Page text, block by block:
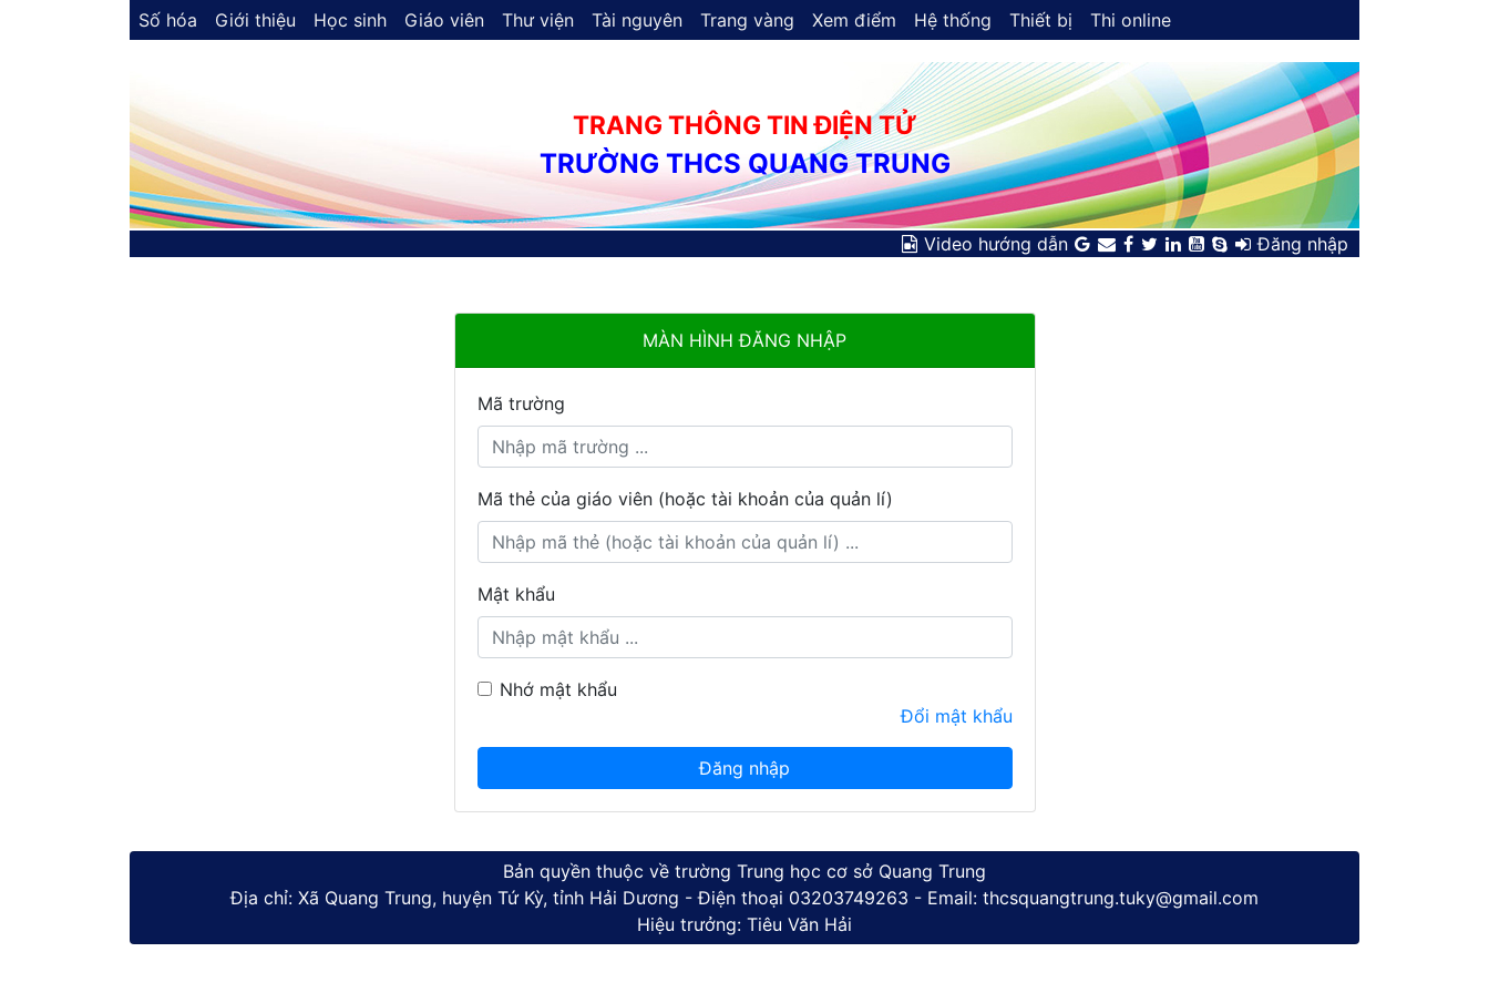
Số hóa Giới thiệu Học sinh Giáo viên Thư viện Tài nguyên Trang vàng Xem điểm Hệ thống Thiết bị Thi online
TRANG THÔNG TIN ĐIỆN TỬ
TRƯỜNG THCS QUANG TRUNG
Video hướng dẫn Đăng nhập
MÀN HÌNH ĐĂNG NHẬP
Mã trường
Mã thẻ của giáo viên (hoặc tài khoản của quản lí)
Mật khẩu
Nhớ mật khẩu
Đổi mật khẩu
Bản quyền thuộc về trường Trung học cơ sở Quang Trung
Địa chỉ: Xã Quang Trung, huyện Tứ Kỳ, tỉnh Hải Dương - Điện thoại 03203749263 - Email: thcsquangtrung.tuky@gmail.com
Hiệu trưởng: Tiêu Văn Hải